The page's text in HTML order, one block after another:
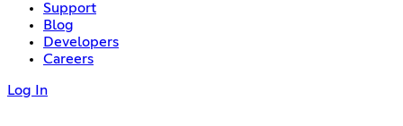
Support
Blog
Developers
Careers
Log In